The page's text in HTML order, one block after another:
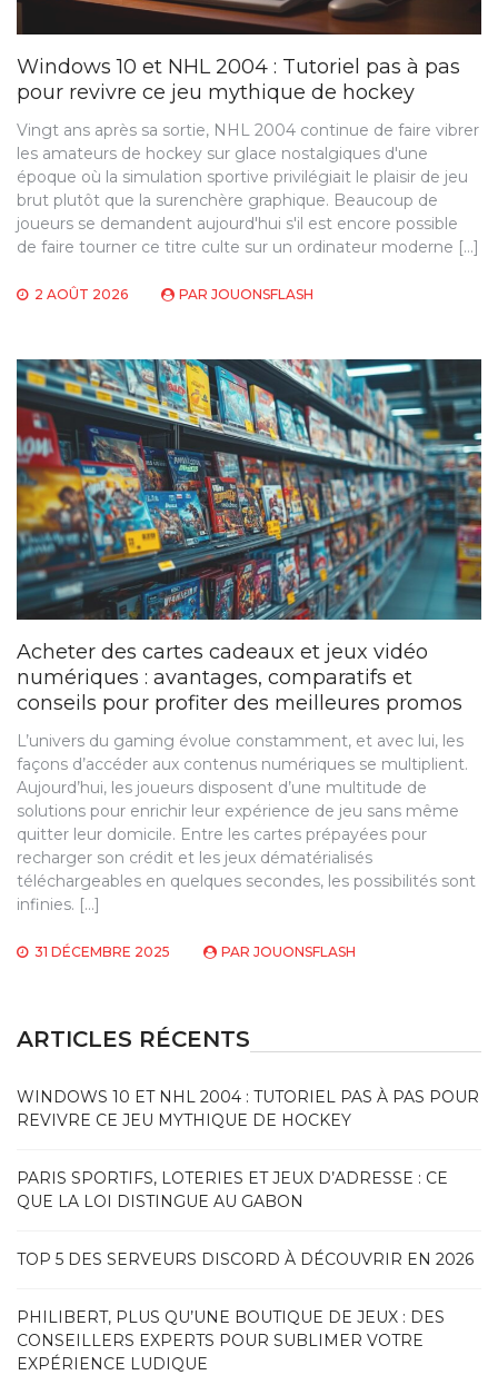
Windows 10 et NHL 2004 : Tutoriel pas à pas
pour revivre ce jeu mythique de hockey
Vingt ans après sa sortie, NHL 2004 continue de faire vibrer
les amateurs de hockey sur glace nostalgiques d'une
époque où la simulation sportive privilégiait le plaisir de jeu
brut plutôt que la surenchère graphique. Beaucoup de
joueurs se demandent aujourd'hui s'il est encore possible
de faire tourner ce titre culte sur un ordinateur moderne […]
2 AOÛT 2026 PAR JOUONSFLASH
Acheter des cartes cadeaux et jeux vidéo
numériques : avantages, comparatifs et
conseils pour profiter des meilleures promos
L’univers du gaming évolue constamment, et avec lui, les
façons d’accéder aux contenus numériques se multiplient.
Aujourd’hui, les joueurs disposent d’une multitude de
solutions pour enrichir leur expérience de jeu sans même
quitter leur domicile. Entre les cartes prépayées pour
recharger son crédit et les jeux dématérialisés
téléchargeables en quelques secondes, les possibilités sont
infinies. […]
31 DÉCEMBRE 2025 PAR JOUONSFLASH
ARTICLES RÉCENTS
WINDOWS 10 ET NHL 2004 : TUTORIEL PAS À PAS POUR
REVIVRE CE JEU MYTHIQUE DE HOCKEY
PARIS SPORTIFS, LOTERIES ET JEUX D’ADRESSE : CE
QUE LA LOI DISTINGUE AU GABON
TOP 5 DES SERVEURS DISCORD À DÉCOUVRIR EN 2026
PHILIBERT, PLUS QU’UNE BOUTIQUE DE JEUX : DES
CONSEILLERS EXPERTS POUR SUBLIMER VOTRE
EXPÉRIENCE LUDIQUE